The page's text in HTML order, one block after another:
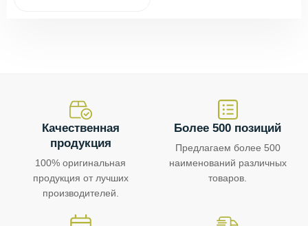
Качественная
продукция
100% оригинальная
продукция от лучших
производителей.
Более 500 позиций
Предлагаем более 500
наименований различных
товаров.